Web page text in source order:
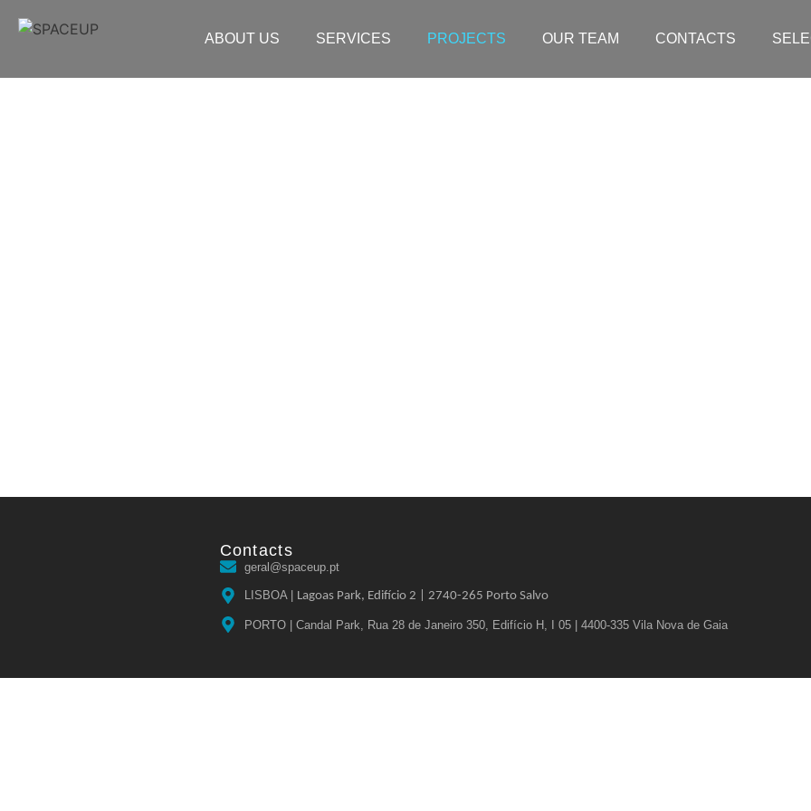
ABOUT US SERVICES PROJECTS OUR TEAM CONTACTS
Contacts
geral@spaceup.pt
LISBOA | Lagoas Park, Edifício 2 |2740-265 Porto Salvo
PORTO | Candal Park, Rua 28 de Janeiro 350, Edifício H, I 05 | 4400-335 Vila Nova de Gaia